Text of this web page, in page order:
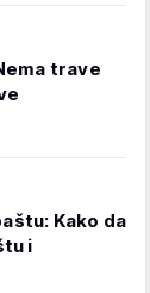
trave
Kako da
i